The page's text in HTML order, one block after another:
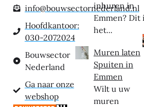
info@bouwsectornederland.nl
Hoofdkantoor:
030-2072024
Bouwsector
Nederland
Ga naar onze
webshop
inhuren in
Emmen? Dit
het...
Muren laten
Spuiten in
Emmen
Wilt u uw
muren